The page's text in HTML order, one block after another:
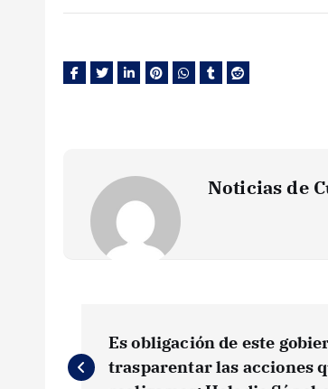
Noticias de
a
Es obligación de este
trasparentar las acciones